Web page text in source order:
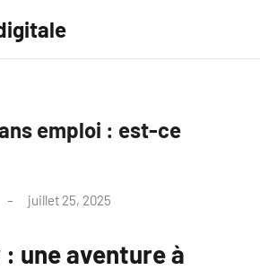
emploi : est-ce
juillet 25, 2025
: une aventure à